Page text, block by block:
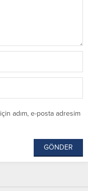
adım, e-posta adresim